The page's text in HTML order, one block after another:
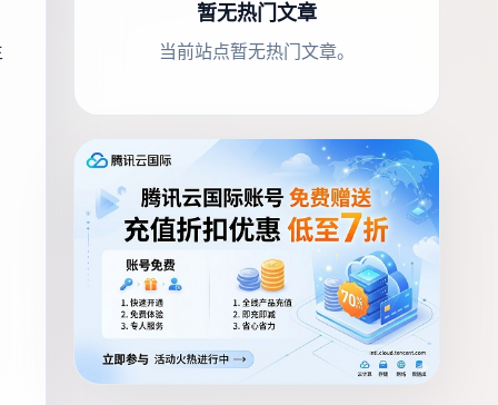
暂无热门文章
当前站点暂无热门文章。